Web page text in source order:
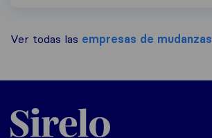
Ver todas las empresas de mudanzas
Sirelo.es